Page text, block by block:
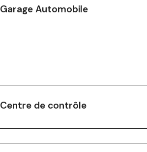
Garage Automobile
Centre de contrôle